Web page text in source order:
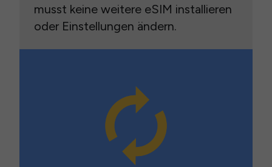
musst keine weitere eSIM installieren
oder Einstellungen ändern.